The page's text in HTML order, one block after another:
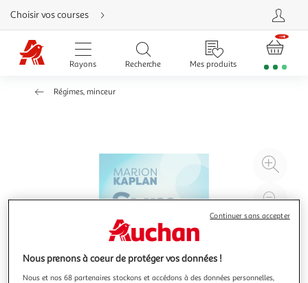
Aller
directement
au
contenu
Aller
directement
Aller
Choisir vos courses
Rayons Recherche Mes produits
Régimes, minceur
à
Nous prenons à coeur de protéger vos données !
Nous et nos 68 partenaires stockons et accédons à des données personnelles,
Continuer sans accepter